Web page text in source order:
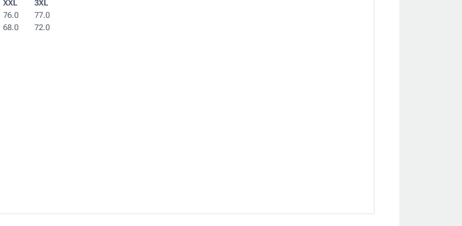
XXL
3XL
76.0
77.0
68.0 72.0